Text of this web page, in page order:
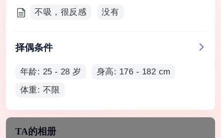
不吸，很反感 没有
择偶条件
年龄: 25 - 28 岁
身高: 176 - 182 cm
体重: 不限
TA的相册